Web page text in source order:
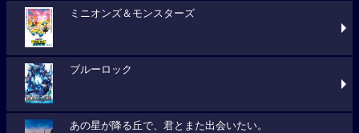
ミニオンズ＆モンスターズ
ブルーロック
あの星が降る丘で、君とまた出会いたい。